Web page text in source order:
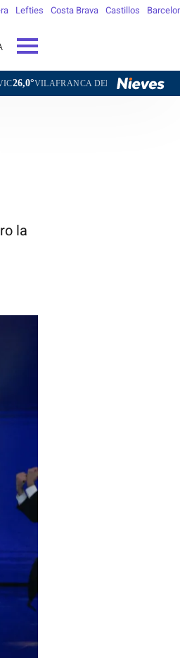
Lefties Costa Brava Castillos
DEL PENEDÈS26,2° VILANOVA I LA
la